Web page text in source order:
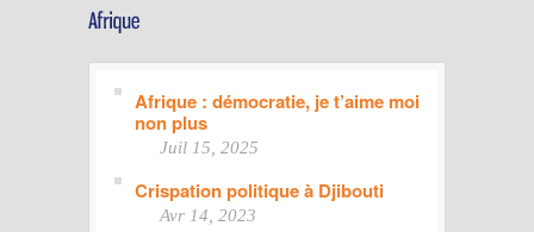
Afrique : démocratie, je t’aime moi
non plus
Juil 15, 2025
Crispation politique à Djibouti
Avr 14, 2023